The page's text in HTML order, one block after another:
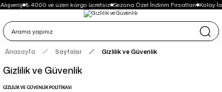
₺ 4000 ve üzeri kargo ücretsiz Sezona Özel İndirim Fırsatları Kolay
Anasayfa Sayfalar Gizlilik ve Güvenlik
Gizlilik ve Güvenlik
GİZLİLİK VE GÜVENLİK POLİTİKASI